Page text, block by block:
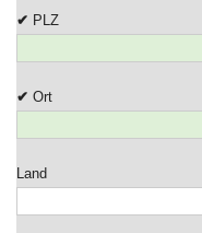
PLZ
Ort
Land